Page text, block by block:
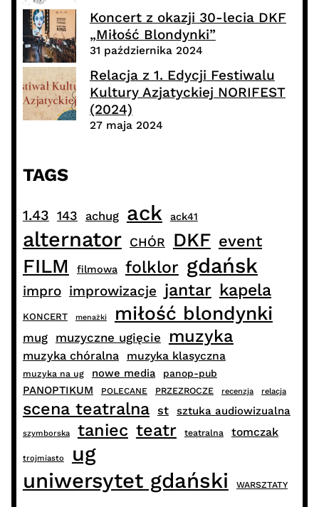
Koncert z okazji 30-lecia DKF
„Miłość Blondynki”
31 października 2024
Relacja z 1. Edycji Festiwalu
Kultury Azjatyckiej NORIFEST
(2024)
27 maja 2024
TAGS
1.43 143 achug ack ack41
alternator CHÓR DKF event
FILM filmowa folklor gdańsk
impro improwizacje jantar kapela
KONCERT menażki miłość blondynki
mug muzyczne ugięcie muzyka
muzyka chóralna muzyka klasyczna
muzyka na ug nowe media panop-pub
PANOPTIKUM POLECANE PRZEZROCZE recenzja relacja
scena teatralna st sztuka audiowizualna
szymborska taniec teatr teatralna tomczak
trojmiasto
ug
uniwersytet gdański
WARSZTATY